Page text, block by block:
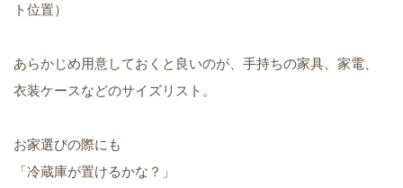
ト位置）
あらかじめ用意しておくと良いのが、手持ちの家具、家電、
衣装ケースなどのサイズリスト。
お家選びの際にも
「冷蔵庫が置けるかな？」